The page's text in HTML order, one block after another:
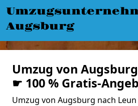
Augsburg
Umzug von
☛ 100 % Gratis-
Umzug von Augsburg nach Leun